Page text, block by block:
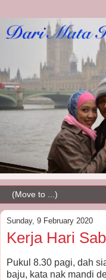
Sunday, 9 February 2020
Kerja Hari
Pukul 8.30 pagi, dah
baju, kata nak mandi